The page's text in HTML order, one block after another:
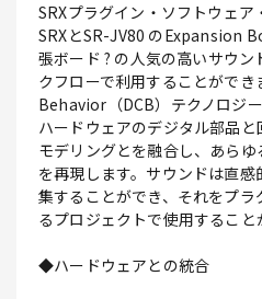
SRXプラグイン・ソフトウェア
SRXとSR-JV80 のExpansion
張ボード ? の人気の高いサウ
クフローで利用することがで
Behavior（DCB）テクノロジー
ハードウェアのデジタル部品
モデリングとを融合し、あら
を再現します。サウンドは直
集することができ、それをプ
るプロジェクトで使用すること
◆ハードウェアとの統合